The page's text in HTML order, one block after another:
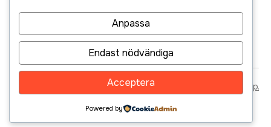
tycker
Elektronikskatten.se
Norrhavet Group.
Anpassa
Endast nödvändiga
Acceptera
Powered by